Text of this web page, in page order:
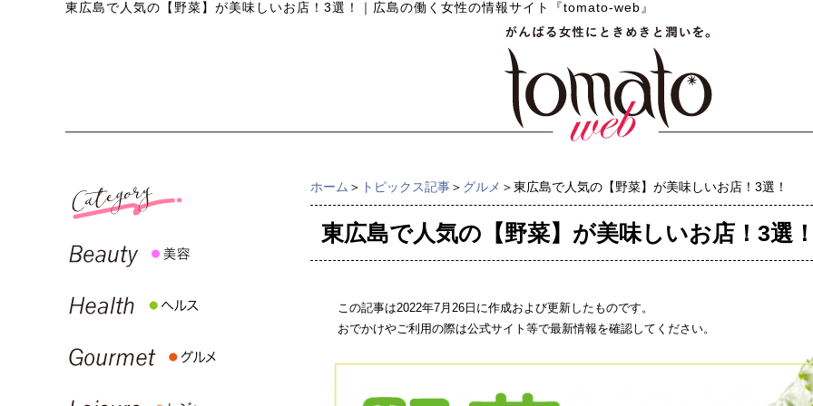
東広島で人気の【野菜】が美味しいお店！3選！ ｜ 広島の働く女性の情報サイト『tomato-web』
ホーム ＞ トピックス記事＞ グルメ ＞東広島で人気の【野菜】が美味しいお店！3選！
東広島で人気の【野菜】が美味しいお店！3選
この記事は2022年7月26日に作成および更新したものです。
おでかけやご利用の際は公式サイト等で最新情報を確認してください。